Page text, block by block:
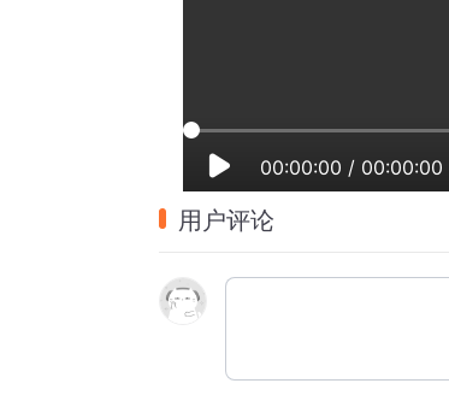
00:00:00 / 00:00:00
用户评论